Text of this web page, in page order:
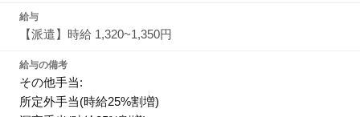
給与
【派遣】時給 1,320~1,350円
給与の備考
その他手当:
所定外手当(時給25%割増)